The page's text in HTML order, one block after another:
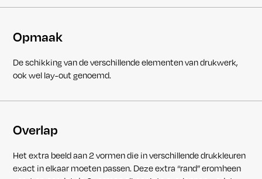
Opmaak
De schikking van de verschillende elementen van drukwerk,
ook wel lay-out genoemd.
Overlap
Het extra beeld aan 2 vormen die in verschillende drukkleuren
exact in elkaar moeten passen. Deze extra “rand” eromheen